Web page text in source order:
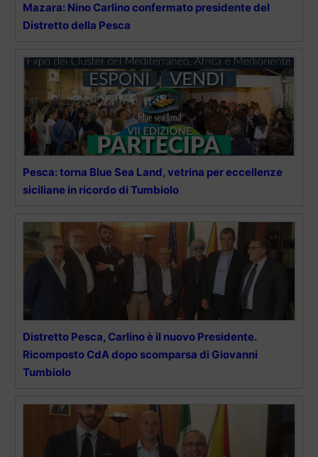
Mazara: Nino Carlino confermato presidente del
Distretto della Pesca
Pesca: torna Blue Sea Land, vetrina per eccellenze
siciliane in ricordo di Tumbiolo
Distretto Pesca, Carlino è il nuovo Presidente.
Ricomposto CdA dopo scomparsa di Giovanni
Tumbiolo